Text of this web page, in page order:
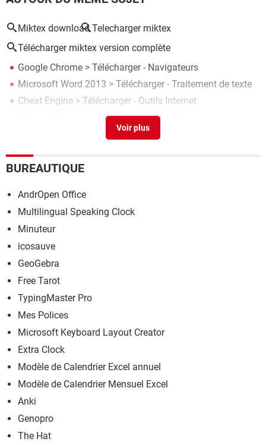
Miktex download Telecharger miktex
Télécharger miktex version complète
Google Chrome > Télécharger - Navigateurs
Microsoft Word 2013 > Télécharger - Traitement de texte
Cheat Engine > Télécharger - Outils Internet
> Télécharger - Compression & Décompression
Téléchargement direct : les bonnes adresses des sites
BUREAUTIQUE
AndrOpen Office
Multilingual Speaking Clock
Minuteur
icosauve
GeoGebra
Free Tarot
TypingMaster Pro
Mes Polices
Microsoft Keyboard Layout Creator
Extra Clock
Modèle de Calendrier Excel annuel
Modèle de Calendrier Mensuel Excel
Anki
Genopro
The Hat